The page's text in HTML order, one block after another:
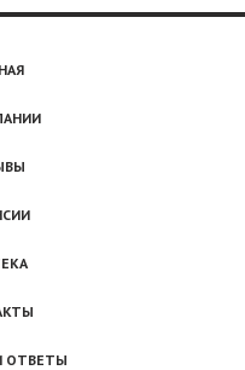
ОТВЕТЫ